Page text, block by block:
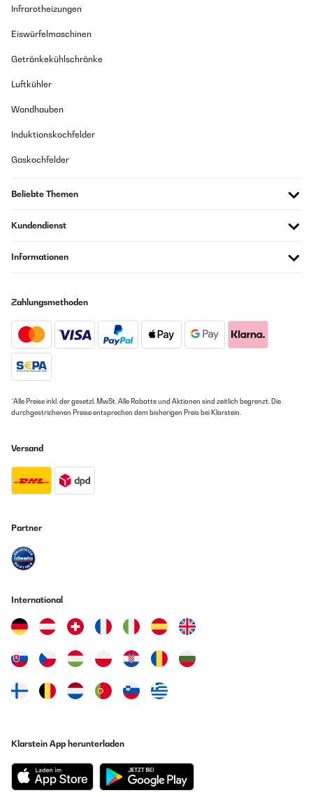
Infrarotheizungen
Eiswürfelmaschinen
Getränkekühlschränke
Luftkühler
Wandhauben
Induktionskochfelder
Gaskochfelder
Beliebte Themen
Kundendienst
Informationen
Zahlungsmethoden
*Alle Preise inkl. der gesetzl. MwSt. Alle Rabatte und Aktionen sind zeitlich begrenzt. Die
durchgestrichenen Preise entsprechen dem bisherigen Preis bei Klarstein.
Versand
Partner
International
Klarstein App herunterladen